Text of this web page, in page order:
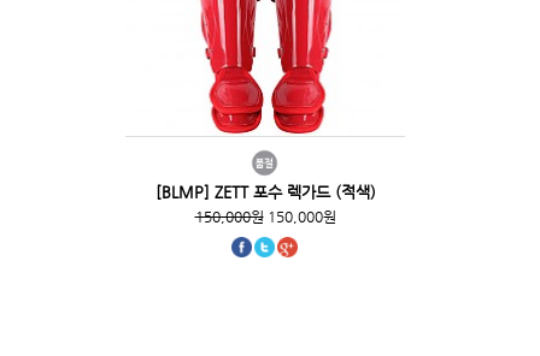
[BLMP] ZETT 포수 렉가드 (적색)
150,000원150,000원